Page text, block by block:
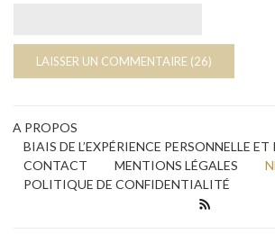
A PROPOS
BIAIS DE L’EXPÉRIENCE PERSONNELLE
CONTACT
MENTIONS LÉGALES
POLITIQUE DE CONFIDENTIALITÉ